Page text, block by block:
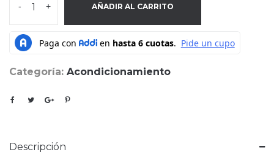
- + AÑADIR AL CARRITO
Categoría: Acondicionamiento
Descripción